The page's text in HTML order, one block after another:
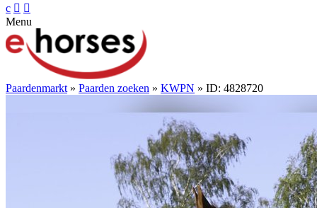
c  
Menu
Paardenmarkt » Paarden zoeken » KWPN » ID: 4828720